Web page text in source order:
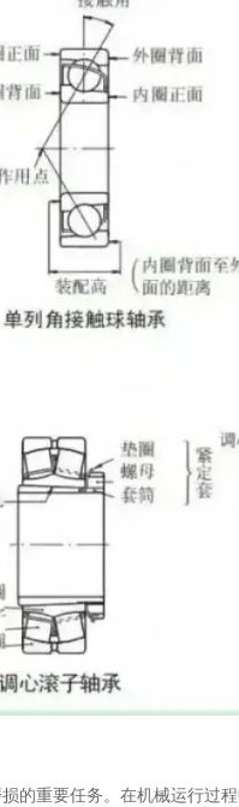
的重要任务。在机械运行过